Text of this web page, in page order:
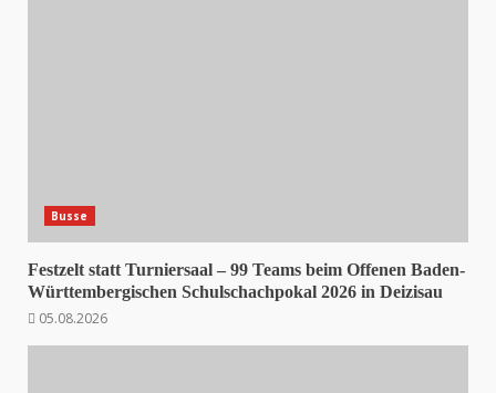
Busse
Festzelt statt Turniersaal – 99 Teams beim Offenen Baden-
Württembergischen Schulschachpokal 2026 in Deizisau
05.08.2026